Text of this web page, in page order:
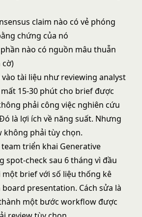
claim nào có vẻ phóng
chứng của nó
nào có nguồn mâu thuẫn
cờ)
tài liệu như reviewing analyst
15-30 phút cho brief được
phải công việc nghiên cứu
là lợi ích về năng suất. Nhưng
không phải tùy chọn.
triển khai Generative
spot-check sau 6 tháng vì đầu
một brief với số liệu thống kê
presentation. Cách sửa là
một bước workflow được